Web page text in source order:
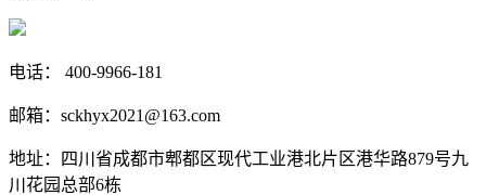
电话： 400-9966-181
邮箱：sckhyx2021@163.com
地址：四川省成都市郫都区现代工业港北片区港华路879号九
川花园总部6栋